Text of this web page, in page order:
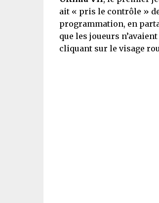
ait « pris le contrôle »
programmation, en
que les joueurs
cliquant sur le visage